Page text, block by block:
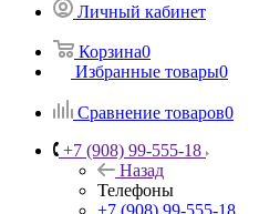
Личный кабинет
Корзина0
Избранные товары0
Сравнение товаров0
+7 (908) 99-555-18
Назад
Телефоны
+7 (908) 99-555-18